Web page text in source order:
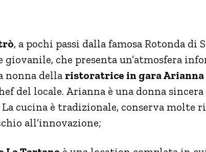
, a pochi passi dalla famosa Rotonda di
giovanile, che presenta un’atmosfera
nonna della ristoratrice in gara Arianna
del locale. Arianna è una donna
cucina è tradizionale, conserva molte
all’innovazione;